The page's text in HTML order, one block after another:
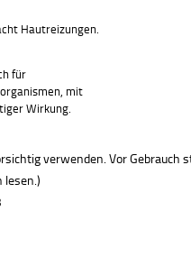
Hautreizungen.
für
mit
Wirkung.
verwenden. Vor Gebrauch